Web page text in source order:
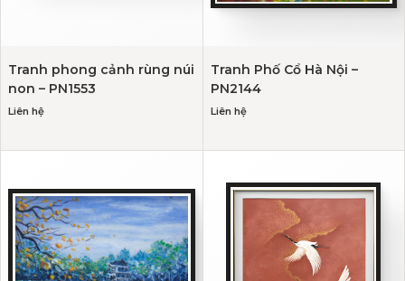
Tranh phong cảnh rùng núi
non – PN1553
Liên hệ
Tranh Phố Cổ Hà Nội –
PN2144
Liên hệ